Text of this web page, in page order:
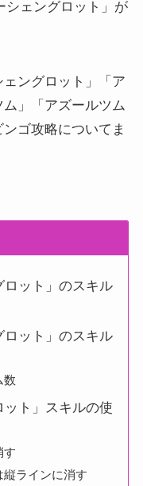
シェングロット」が
ングロット」「ア
」「アズールツム
ゴ攻略についてま
ロット」のスキル
ロット」のスキル
数
ット」スキルの使
す
縦ラインに消す